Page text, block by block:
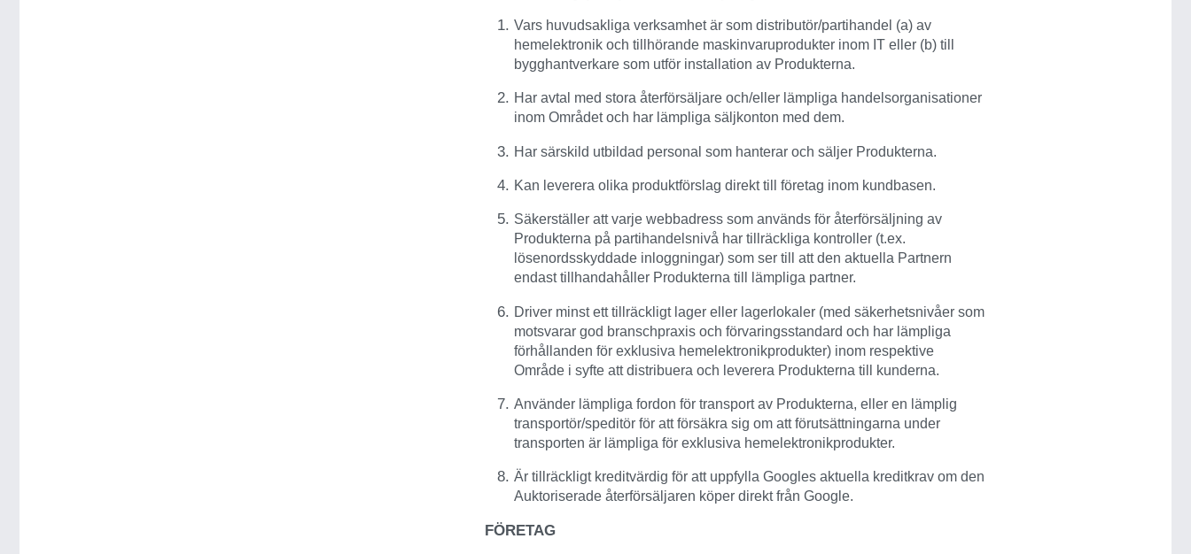
Vars huvudsakliga verksamhet är som distributör/partihandel (a) av
hemelektronik och tillhörande maskinvaruprodukter inom IT eller (b) till
bygghantverkare som utför installation av Produkterna.
Har avtal med stora återförsäljare och/eller lämpliga handelsorganisationer
inom Området och har lämpliga säljkonton med dem.
Har särskild utbildad personal som hanterar och säljer Produkterna.
Kan leverera olika produktförslag direkt till företag inom kundbasen.
Säkerställer att varje webbadress som används för återförsäljning av
Produkterna på partihandelsnivå har tillräckliga kontroller (t.ex.
lösenordsskyddade inloggningar) som ser till att den aktuella Partnern
endast tillhandahåller Produkterna till lämpliga partner.
Driver minst ett tillräckligt lager eller lagerlokaler (med säkerhetsnivåer som
motsvarar god branschpraxis och förvaringsstandard och har lämpliga
förhållanden för exklusiva hemelektronikprodukter) inom respektive
Område i syfte att distribuera och leverera Produkterna till kunderna.
Använder lämpliga fordon för transport av Produkterna, eller en lämplig
transportör/speditör för att försäkra sig om att förutsättningarna under
transporten är lämpliga för exklusiva hemelektronikprodukter.
Är tillräckligt kreditvärdig för att uppfylla Googles aktuella kreditkrav om den
Auktoriserade återförsäljaren köper direkt från Google.
FÖRETAG